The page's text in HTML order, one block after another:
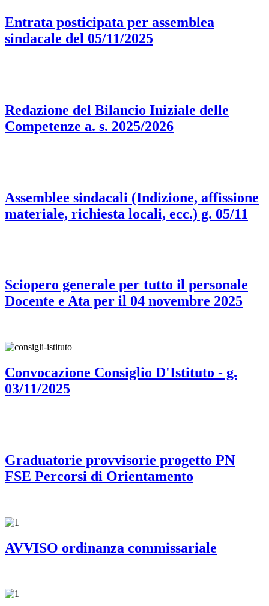
Entrata posticipata per assemblea
sindacale del 05/11/2025
Redazione del Bilancio Iniziale delle
Competenze a. s. 2025/2026
Assemblee sindacali (Indizione, affissione
materiale, richiesta locali, ecc.) g. 05/11
Sciopero generale per tutto il personale
Docente e Ata per il 04 novembre 2025
Convocazione Consiglio D'Istituto - g.
03/11/2025
Graduatorie provvisorie progetto PN
FSE Percorsi di Orientamento
AVVISO ordinanza commissariale